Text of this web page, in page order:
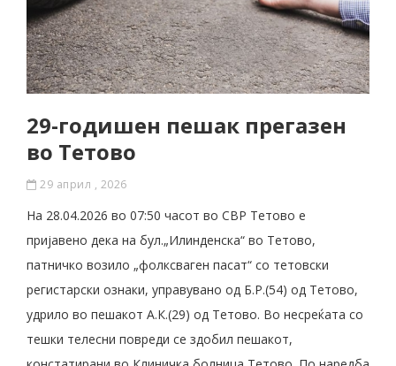
29-годишен пешак прегазен
во Тетово
29 април , 2026
На 28.04.2026 во 07:50 часот во СВР Тетово е
пријавено дека на бул.„Илинденска“ во Тетово,
патничко возило „фолксваген пасат“ со тетовски
регистарски ознаки, управувано од Б.Р.(54) од Тетово,
удрило во пешакот А.К.(29) од Тетово. Во несреќата со
тешки телесни повреди се здобил пешакот,